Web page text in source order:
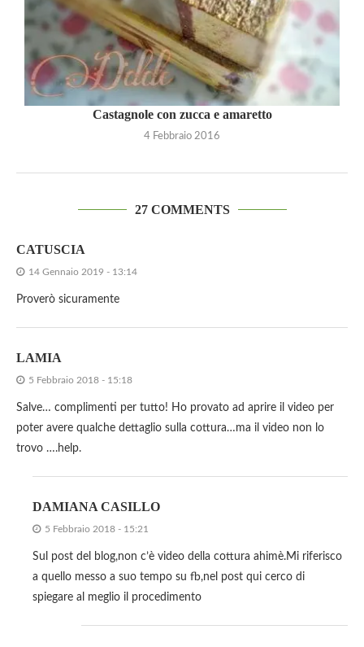
Castagnole con zucca e amaretto
4 Febbraio 2016
27 COMMENTS
CATUSCIA
14 Gennaio 2019 - 13:14
Proverò sicuramente
LAMIA
5 Febbraio 2018 - 15:18
Salve… complimenti per tutto! Ho provato ad aprire il video per
poter avere qualche dettaglio sulla cottura…ma il video non lo
trovo ….help.
DAMIANA CASILLO
5 Febbraio 2018 - 15:21
Sul post del blog,non c’è video della cottura ahimè.Mi riferisco
a quello messo a suo tempo su fb,nel post qui cerco di
spiegare al meglio il procedimento